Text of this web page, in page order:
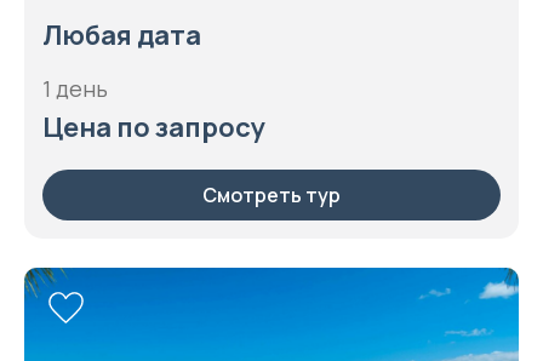
Любая дата
1 день
Цена по запросу
Смотреть тур